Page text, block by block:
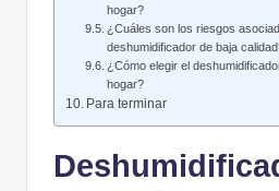
hogar?
¿Cuáles son⁢ los riesgos
deshumidificador de baja
¿Cómo elegir el
hogar?
Para terminar